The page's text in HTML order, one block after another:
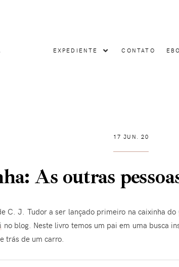
EXPEDIENTE CONTATO
17 JUN. 20
As outras
C. J. Tudor a ser lançado primeiro na caixinha do
no blog. Neste livro temos um pai em uma busca
trás de um carro.